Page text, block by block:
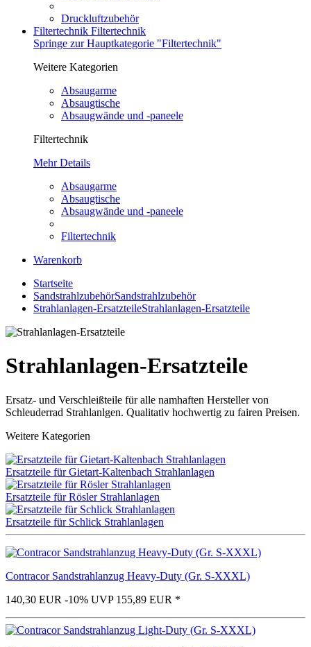
Druckluftzubehör
Filtertechnik Filtertechnik
Springe zur Hauptkategorie "Filtertechnik"
Weitere Kategorien
Absaugarme
Absaugtische
Absaugwände und -paneele
Filtertechnik
Mehr Details
Absaugarme
Absaugtische
Absaugwände und -paneele
Filtertechnik
Warenkorb
Startseite
SandstrahlzubehörSandstrahlzubehör
Strahlanlagen-ErsatzteileStrahlanlagen-Ersatzteile
Strahlanlagen-Ersatzteile
Ersatz- und Verschleißteile für alle namhaften Hersteller von
Schleuderrad Strahlanlgen. Qualitativ hochwertig zu fairen Preisen.
Weitere Kategorien
Ersatzteile für Gietart-Kaltenbach Strahlanlagen
Ersatzteile für Rösler Strahlanlagen
Ersatzteile für Schlick Strahlanlagen
Contracor Sandstrahlanzug Heavy-Duty (Gr. S-XXXL)
140,30 EUR -10% UVP 155,89 EUR *